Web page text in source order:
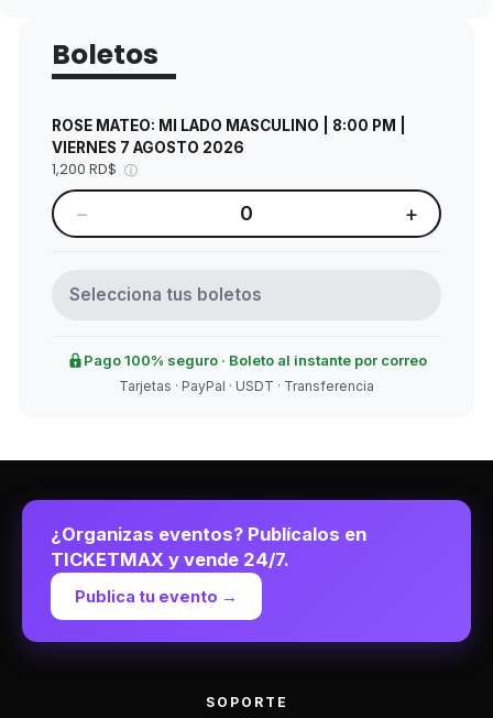
Boletos
ROSE MATEO: MI LADO MASCULINO | 8:00 PM |
VIERNES 7 AGOSTO 2026
1,200 RD$ ⓘ
− 0 +
Selecciona tus boletos
Pago 100% seguro · Boleto al instante por correo
Tarjetas · PayPal · USDT · Transferencia
¿Organizas eventos? Publícalos en
TICKETMAX y vende 24/7.
Publica tu evento →
SOPORTE